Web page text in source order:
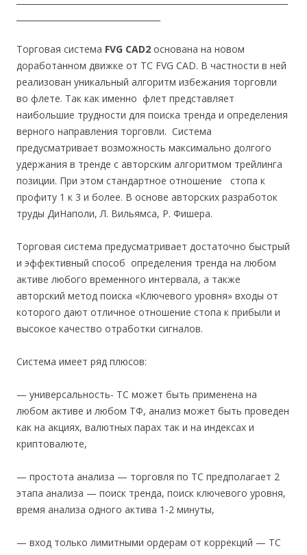
Торговая система FVG CAD2 основана на новом
доработанном движке от ТС FVG CAD. В частности в ней
реализован уникальный алгоритм избежания торговли
во флете. Так как именно флет представляет
наибольшие трудности для поиска тренда и определения
верного направления торговли. Система
предусматривает возможность максимально долгого
удержания в тренде с авторским алгоритмом трейлинга
позиции. При этом стандартное отношение стопа к
профиту 1 к 3 и более. В основе авторских разработок
труды ДиНаполи, Л. Вильямса, Р. Фишера.
Торговая система предусматривает достаточно быстрый
и эффективный способ определения тренда на любом
активе любого временного интервала, а также
авторский метод поиска «Ключевого уровня» входы от
которого дают отличное отношение стопа к прибыли и
высокое качество отработки сигналов.
Система имеет ряд плюсов:
— универсальность- ТС может быть применена на
любом активе и любом ТФ, анализ может быть проведен
как на акциях, валютных парах так и на индексах и
криптовалюте,
— простота анализа — торговля по ТС предполагает 2
этапа анализа — поиск тренда, поиск ключевого уровня,
время анализа одного актива 1-2 минуты,
— вход только лимитными ордерам от коррекций — ТС